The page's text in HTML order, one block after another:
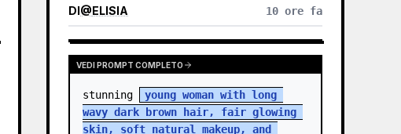
DI@ELISIA 10 ore fa
VEDI PROMPT COMPLETO
stunning
young woman with long
wavy dark brown hair, fair glowing
skin, soft natural makeup, and